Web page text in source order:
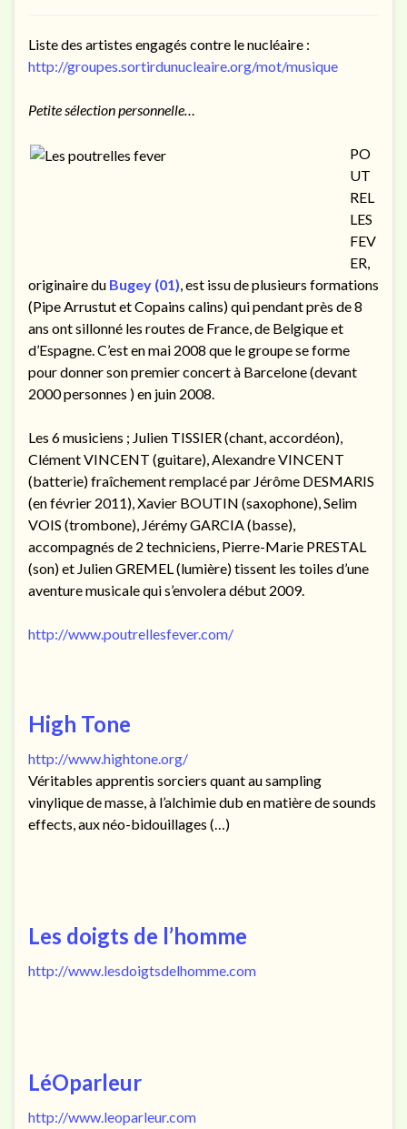
Liste des artistes engagés contre le nucléaire :
http://groupes.sortirdunucleaire.org/mot/musique
Petite sélection personnelle…
PO
UT
REL
LES
FEV
ER,
originaire du Bugey (01), est issu de plusieurs formations
(Pipe Arrustut et Copains calins) qui pendant près de 8
ans ont sillonné les routes de France, de Belgique et
d’Espagne. C’est en mai 2008 que le groupe se forme
pour donner son premier concert à Barcelone (devant
2000 personnes ) en juin 2008.
Les 6 musiciens ; Julien TISSIER (chant, accordéon),
Clément VINCENT (guitare), Alexandre VINCENT
(batterie) fraîchement remplacé par Jérôme DESMARIS
(en février 2011), Xavier BOUTIN (saxophone), Selim
VOIS (trombone), Jérémy GARCIA (basse),
accompagnés de 2 techniciens, Pierre-Marie PRESTAL
(son) et Julien GREMEL (lumière) tissent les toiles d’une
aventure musicale qui s’envolera début 2009.
http://www.poutrellesfever.com/
High Tone
http://www.hightone.org/
Véritables apprentis sorciers quant au sampling
vinylique de masse, à l’alchimie dub en matière de sounds
effects, aux néo-bidouillages (…)
Les doigts de l’homme
http://www.lesdoigtsdelhomme.com
LéOparleur
http://www.leoparleur.com